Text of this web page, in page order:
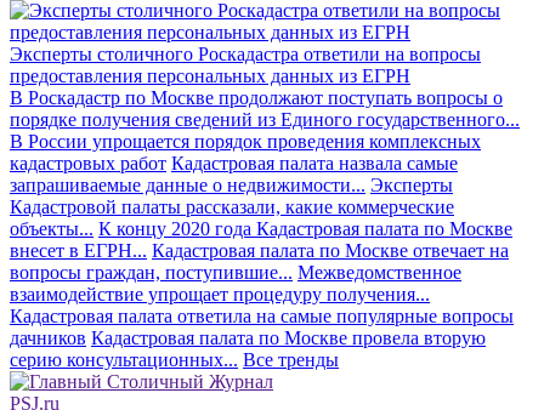
Эксперты столичного Роскадастра ответили на вопросы
предоставления персональных данных из ЕГРН
В Роскадастр по Москве продолжают поступать вопросы о
порядке получения сведений из Единого государственного...
В России упрощается порядок проведения комплексных
кадастровых работ Кадастровая палата назвала самые
запрашиваемые данные о недвижимости... Эксперты
Кадастровой палаты рассказали, какие коммерческие
объекты... К концу 2020 года Кадастровая палата по Москве
внесет в ЕГРН... Кадастровая палата по Москве отвечает на
вопросы граждан, поступившие... Межведомственное
взаимодействие упрощает процедуру получения...
Кадастровая палата ответила на самые популярные вопросы
дачников Кадастровая палата по Москве провела вторую
серию консультационных... Все тренды
PSJ.ru